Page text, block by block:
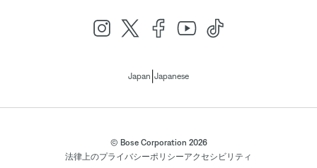
Japan Japanese
© Bose Corporation 2026
法律上のプライバシーポリシーアクセシビリティ